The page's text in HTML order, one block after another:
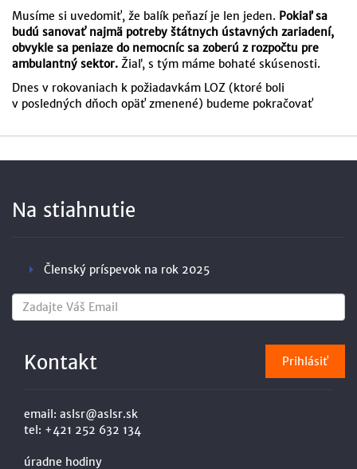
Musíme si uvedomiť, že balík peňazí je len jeden. Pokiaľ sa
budú sanovať najmä potreby štátnych ústavných zariadení,
obvykle sa peniaze do nemocníc sa zoberú z rozpočtu pre
ambulantný sektor. Žiaľ, s tým máme bohaté skúsenosti.
Dnes v rokovaniach k požiadavkám LOZ (ktoré boli
v posledných dňoch opäť zmenené) budeme pokračovať
Na stiahnutie
Členský príspevok na rok 2025
Kontakt
email: aslsr@aslsr.sk
tel: +421 252 632 134
úradne hodiny